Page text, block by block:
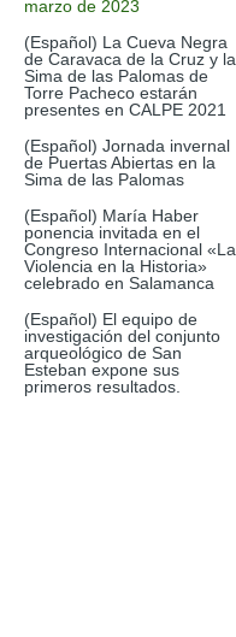
marzo de 2023
(Español) La Cueva Negra
de Caravaca de la Cruz y la
Sima de las Palomas de
Torre Pacheco estarán
presentes en CALPE 2021
(Español) Jornada invernal
de Puertas Abiertas en la
Sima de las Palomas
(Español) María Haber
ponencia invitada en el
Congreso Internacional «La
Violencia en la Historia»
celebrado en Salamanca
(Español) El equipo de
investigación del conjunto
arqueológico de San
Esteban expone sus
primeros resultados.